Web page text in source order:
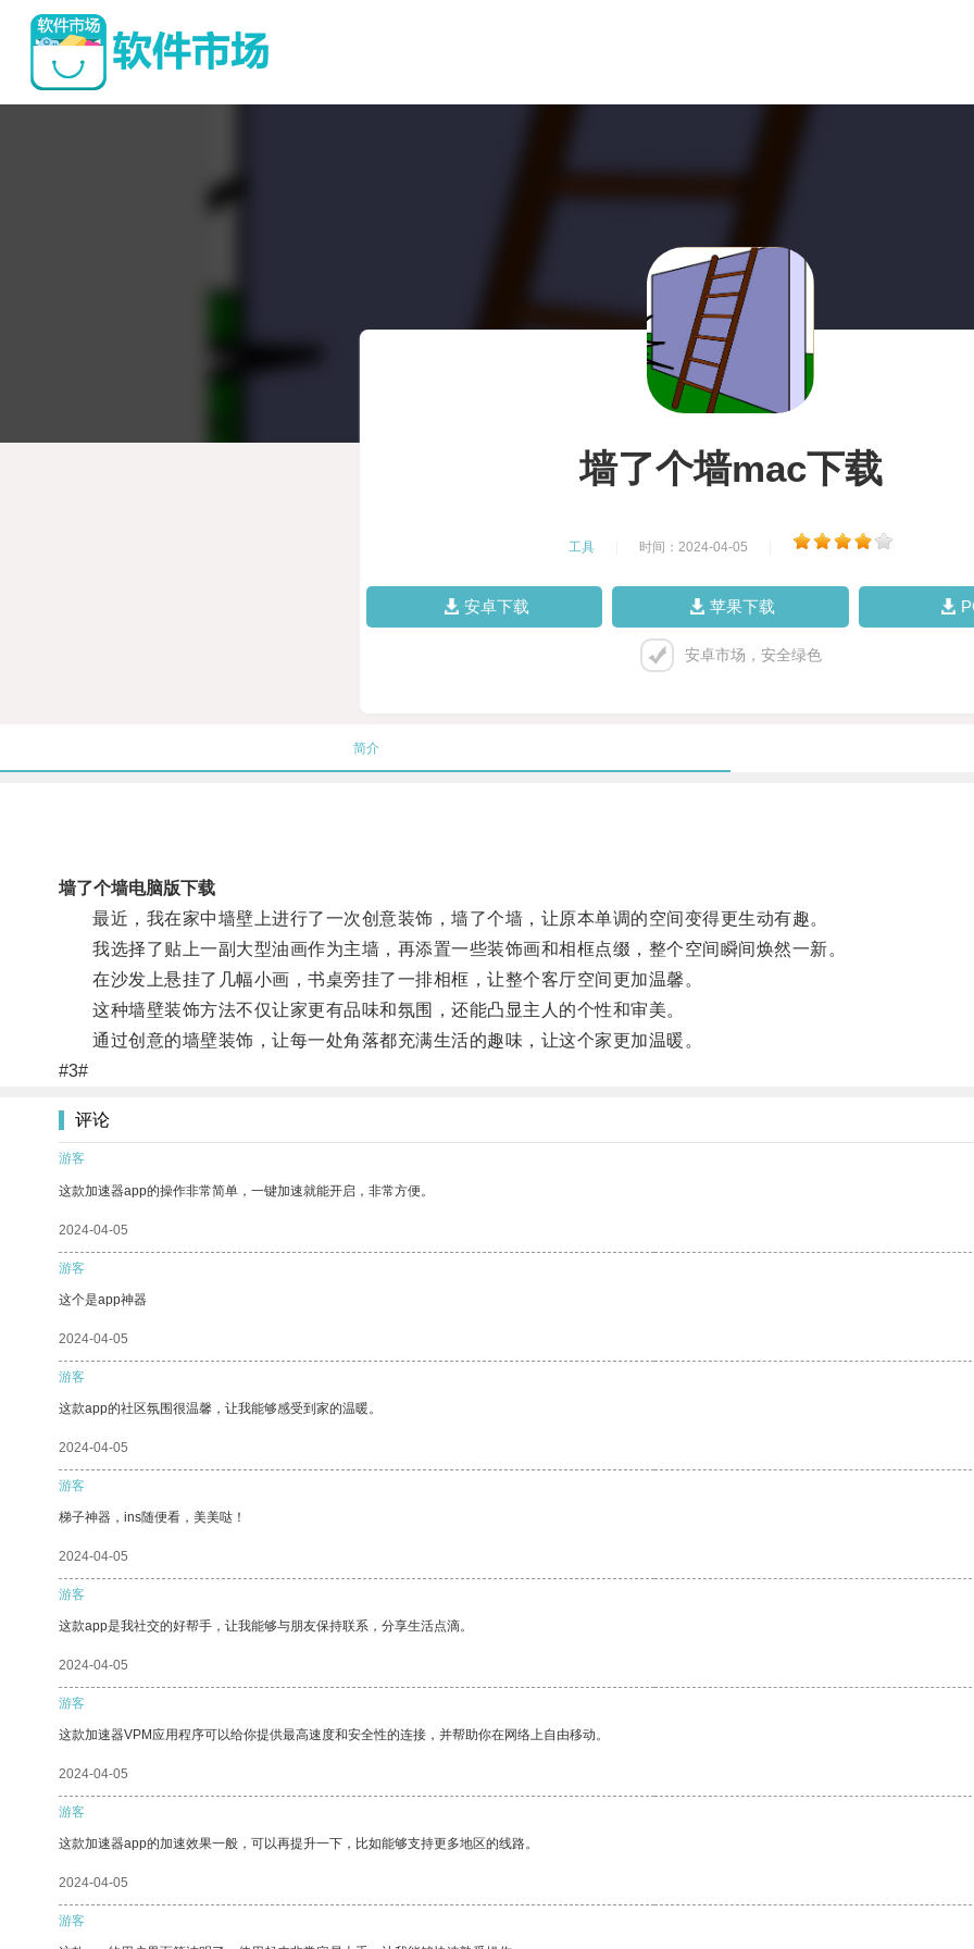
墙了个墙mac下载
工具 时间：2024-04-05
安卓下载 苹果下载
安卓市场，安全绿色
简介
墙了个墙电脑版下载
最近，我在家中墙壁上进行了一次创意装饰，墙了个墙，让原本单调的空间变得更生动有趣。
我选择了贴上一副大型油画作为主墙，再添置一些装饰画和相框点缀，整个空间瞬间焕然一新。
在沙发上悬挂了几幅小画，书桌旁挂了一排相框，让整个客厅空间更加温馨。
这种墙壁装饰方法不仅让家更有品味和氛围，还能凸显主人的个性和审美。
通过创意的墙壁装饰，让每一处角落都充满生活的趣味，让这个家更加温暖。
#3#
评论
游客
这款加速器app的操作非常简单，一键加速就能开启，非常方便。
2024-04-05
游客
这个是app神器
2024-04-05
游客
这款app的社区氛围很温馨，让我能够感受到家的温暖。
2024-04-05
游客
梯子神器，ins随便看，美美哒！
2024-04-05
游客
这款app是我社交的好帮手，让我能够与朋友保持联系，分享生活点滴。
2024-04-05
游客
这款加速器VPM应用程序可以给你提供最高速度和安全性的连接，并帮助你在网络上自由移动。
2024-04-05
游客
这款加速器app的加速效果一般，可以再提升一下，比如能够支持更多地区的线路。
2024-04-05
游客